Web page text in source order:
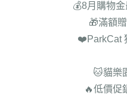
►
►
💰8月購物金
🎁滿額
❤️ParkCat
🐱貓樂
🔥低價促